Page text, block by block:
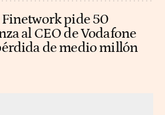
pide 50
al CEO de Vodafone
de medio millón